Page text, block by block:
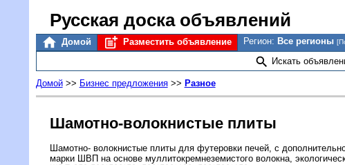
Русская доска объявлений
Домой Разместить объявление Регион: Все регионы
Искать
Домой>> Бизнес предложения>> Разное
Шамотно-волокнистые плиты
Шамотно- волокнистые плиты для футеровки печей, с
марки ШВП на основе муллитокремнеземистого волокна,